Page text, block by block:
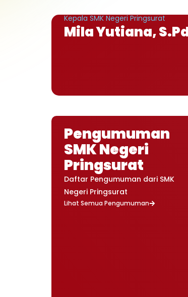
Kepala SMK Negeri Pringsurat
Mila Yutiana,
Pengumuman
SMK Negeri
Pringsurat
Daftar Pengumuman dari SMK
Negeri Pringsurat
Lihat Semua Pengumuman